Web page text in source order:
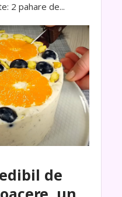
2 pahare de...
de